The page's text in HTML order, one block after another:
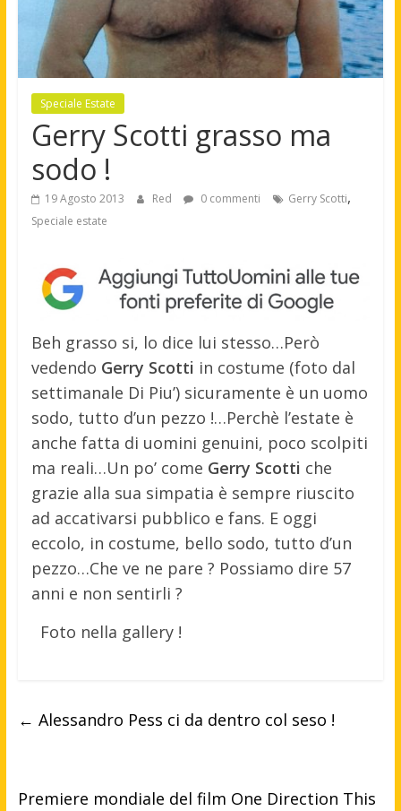
Speciale Estate
Gerry Scotti grasso ma
sodo !
19 Agosto 2013 Red 0 commenti Gerry Scotti,
Speciale estate
Beh grasso si, lo dice lui stesso…Però
vedendo Gerry Scotti in costume (foto dal
settimanale Di Piu’) sicuramente è un uomo
sodo, tutto d’un pezzo !…Perchè l’estate è
anche fatta di uomini genuini, poco scolpiti
ma reali…Un po’ come Gerry Scotti che
grazie alla sua simpatia è sempre riuscito
ad accativarsi pubblico e fans. E oggi
eccolo, in costume, bello sodo, tutto d’un
pezzo…Che ve ne pare ? Possiamo dire 57
anni e non sentirli ?
Foto nella gallery !
← Alessandro Pess ci da dentro col seso !
Premiere mondiale del film One Direction This